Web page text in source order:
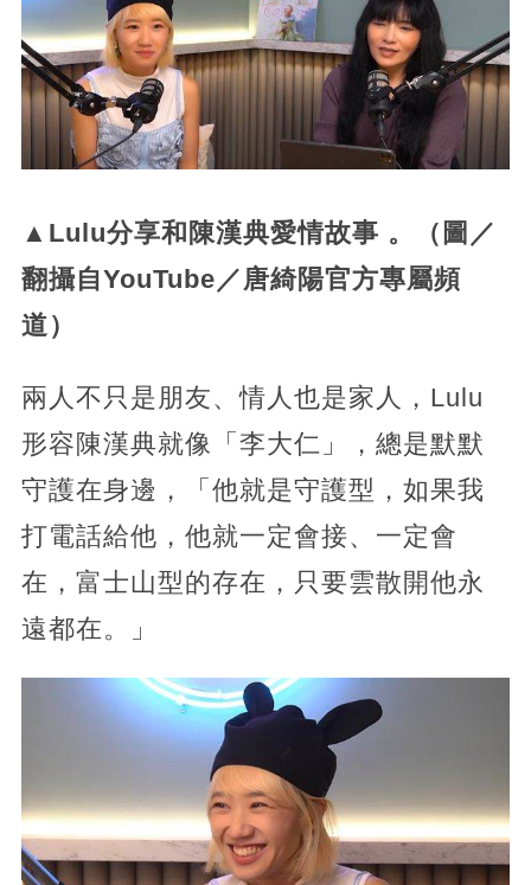
▲Lulu分享和陳漢典愛情故事 。（圖／
翻攝自YouTube／唐綺陽官方專屬頻
道）
兩人不只是朋友、情人也是家人，Lulu
形容陳漢典就像「李大仁」，總是默默
守護在身邊，「他就是守護型，如果我
打電話給他，他就一定會接、一定會
在，富士山型的存在，只要雲散開他永
遠都在。」